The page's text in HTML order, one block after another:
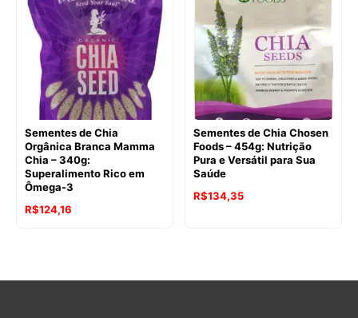
R$135,82. R$112,67.
R$132,14.R$129,73.
Sementes de Chia
Orgânica Branca Mamma
Chia – 340g:
Superalimento Rico em
Ômega-3
O
R$124,16
Sementes de Chia Chosen
Foods – 454g: Nutrição
Pura e Versátil para Sua
Saúde
O
R$146,84.
R$134,35O
R$134,35.